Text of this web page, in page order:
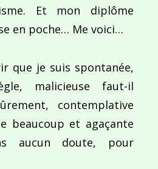
Et mon diplôme
en poche… Me voici…
que je suis spontanée,
malicieuse faut-il
contemplative
beaucoup et agaçante
aucun doute, pour